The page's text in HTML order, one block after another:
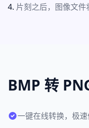
片刻之后，图像文件
BMP 转
一键在线转换，极